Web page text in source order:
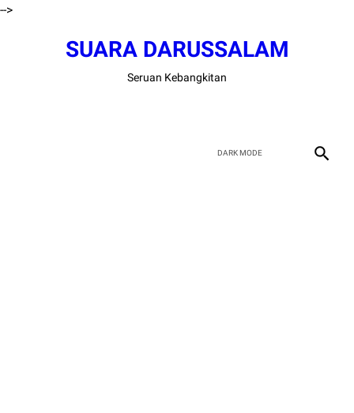
-->
SUARA DARUSSALAM
Seruan Kebangkitan